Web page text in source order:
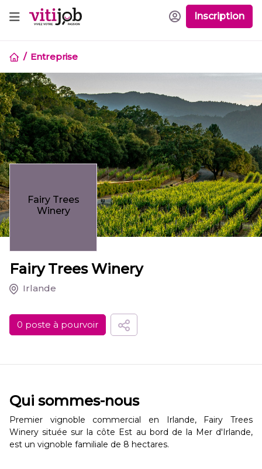
Inscription
Entreprise
Fairy Trees
Winery
Fairy Trees Winery
Irlande
0 poste à pourvoir
Qui sommes-nous
Premier vignoble commercial en Irlande, Fairy Trees
Winery située sur la côte Est au bord de la Mer d'Irlande,
est un vignoble familiale de 8 hectares.